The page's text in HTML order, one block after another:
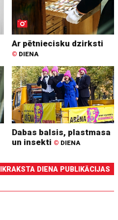
Ar pētniecisku dzirksti
© DIENA
Dabas balsis, plastmasa
un insekti © DIENA
DIENA PUBLIKĀCIJAS